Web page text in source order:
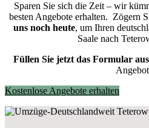
Sparen Sie sich die Zeit – wir
besten Angebote erhalten. Zögern
uns noch heute, um Ihren
Saale nach
Füllen Sie jetzt das Formular aus
Kostenlose Angebote erhalten